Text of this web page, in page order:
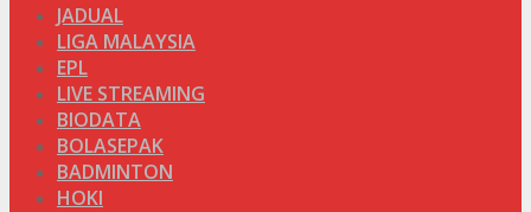
JADUAL
LIGA MALAYSIA
EPL
LIVE STREAMING
BIODATA
BOLASEPAK
BADMINTON
HOKI